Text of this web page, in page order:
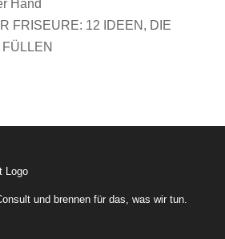
FRISEURE: 12 IDEEN, DIE
und brennen für das, was wir tun.